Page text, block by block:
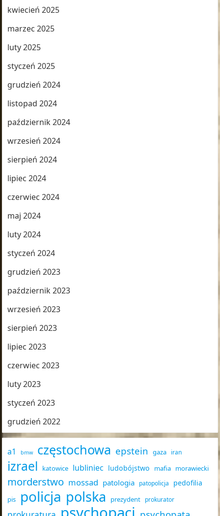
kwiecień 2025
marzec 2025
luty 2025
styczeń 2025
grudzień 2024
listopad 2024
październik 2024
wrzesień 2024
sierpień 2024
lipiec 2024
czerwiec 2024
maj 2024
luty 2024
styczeń 2024
grudzień 2023
październik 2023
wrzesień 2023
sierpień 2023
lipiec 2023
czerwiec 2023
luty 2023
styczeń 2023
grudzień 2022
a1 bmw częstochowa epstein gaza iran
izrael katowice lubliniec ludobójstwo mafia morawiecki
morderstwo mossad patologia patopolicja pedofilia
pis policja polska prezydent prokurator